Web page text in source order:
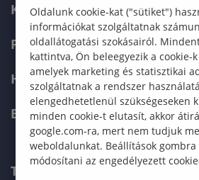
KÉPZÉSEK
FELVÉTELIZŐKNEK
HALLGATÓKNAK
ERASMUS+
TELEFONKÖNYV
Oldalunk cookie-kat ("sütiket")
információkat szolgáltatnak
oldallátogatási szokásairól.
kattintva, Ön beleegyezik a cookie-
amelyek marketing és statisztikai
szolgáltatnak a rendszer
elengedhetetlenül szükségeseken
minden cookie-t elutasít, akkor
google.com-ra, mert nem tudjuk
weboldalunkat. Beállítások
módosítani az engedélyezett